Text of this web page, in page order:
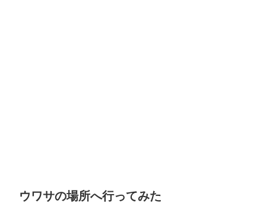
ウワサの場所へ行ってみた